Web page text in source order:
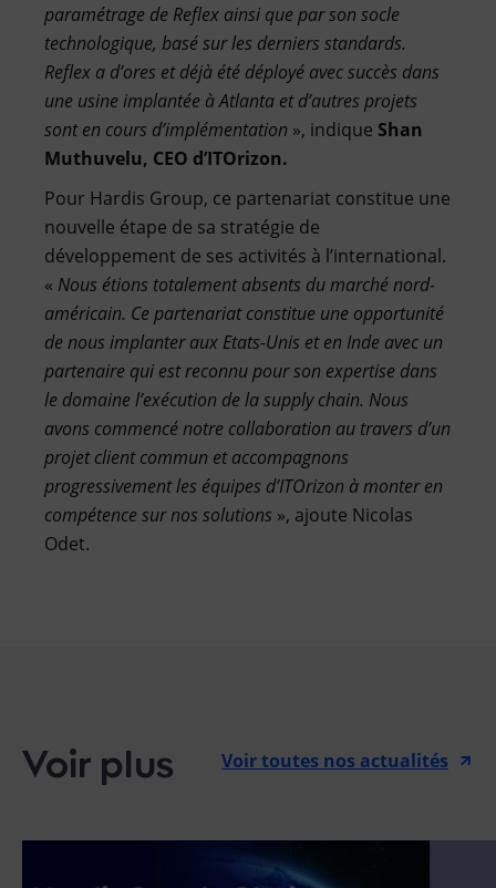
paramétrage de Reflex ainsi que par son socle
technologique, basé sur les derniers standards.
Reflex a d’ores et déjà été déployé avec succès dans
une usine implantée à Atlanta et d’autres projets
sont en cours d’implémentation », indique Shan
Muthuvelu, CEO d’ITOrizon.
Pour Hardis Group, ce partenariat constitue une
nouvelle étape de sa stratégie de
développement de ses activités à l’international.
« Nous étions totalement absents du marché nord-
américain. Ce partenariat constitue une opportunité
de nous implanter aux Etats-Unis et en Inde avec un
partenaire qui est reconnu pour son expertise dans
le domaine l’exécution de la supply chain. Nous
avons commencé notre collaboration au travers d’un
projet client commun et accompagnons
progressivement les équipes d’ITOrizon à monter en
compétence sur nos solutions », ajoute Nicolas
Odet.
Voir plus Voir toutes nos actualités